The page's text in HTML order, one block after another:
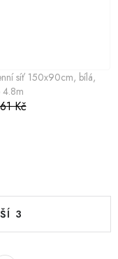
síť 150x90cm, bílá,
4.8m
61 Kč
3